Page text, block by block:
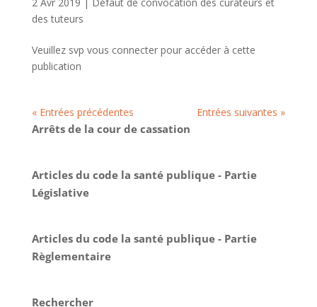
des tuteurs
Veuillez svp vous connecter pour accéder à cette
publication
« Entrées précédentes Entrées suivantes »
Arrêts de la cour de cassation
Articles du code la santé publique - Partie
Législative
Articles du code la santé publique - Partie
Règlementaire
Rechercher